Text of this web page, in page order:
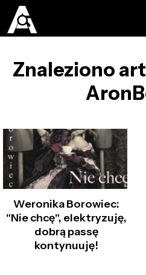
Znaleziono
Weronika Borowiec:
"Nie chcę", elektryzuję,
dobrą passę
kontynuuję!